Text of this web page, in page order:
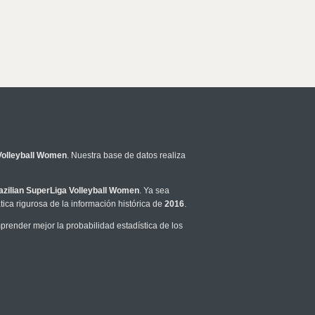
Women. Nuestra base de datos realiza
SuperLiga Volleyball Women. Ya sea
rigurosa de la información histórica de 2016.
mejor la probabilidad estadística de los